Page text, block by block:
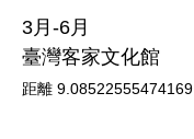
3月-6月
臺灣客家文化館
距離 9.08522555474169